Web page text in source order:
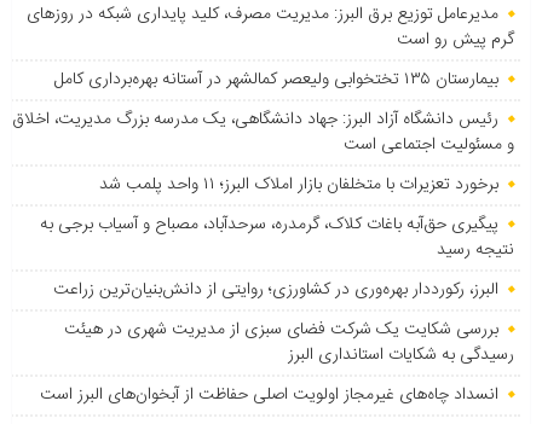
مدیرعامل توزیع برق البرز: مدیریت مصرف، کلید پایداری شبکه در روزهای
گرم پیش رو است
بیمارستان ۱۳۵ تختخوابی ولیعصر کمالشهر در آستانه بهره‌برداری کامل
رئیس دانشگاه آزاد البرز: جهاد دانشگاهی، یک مدرسه بزرگ مدیریت، اخلاق
و مسئولیت اجتماعی است
برخورد تعزیرات با متخلفان بازار املاک البرز؛ ۱۱ واحد پلمب شد
پیگیری حق‌آبه باغات کلاک، گرمدره، سرحدآباد، مصباح و آسیاب برجی به
نتیجه رسید
البرز، رکورددار بهره‌وری در کشاورزی؛ روایتی از دانش‌بنیان‌ترین زراعت
بررسی شکایت یک شرکت فضای سبزی از مدیریت شهری در هیئت
رسیدگی به شکایات استانداری البرز
انسداد چاه‌های غیرمجاز اولویت اصلی حفاظت از آبخوان‌های البرز است